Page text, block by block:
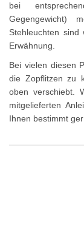
bei
Gegengewicht)
Stehleuchten sind
Erwähnung.
Bei vielen diesen
die Zopflitzen zu
oben verschiebt.
mitgelieferten
Ihnen bestimmt